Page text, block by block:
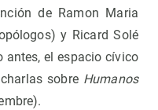
de Ramon Maria
y Ricard Solé
antes, el espacio cívico
sobre Humanos